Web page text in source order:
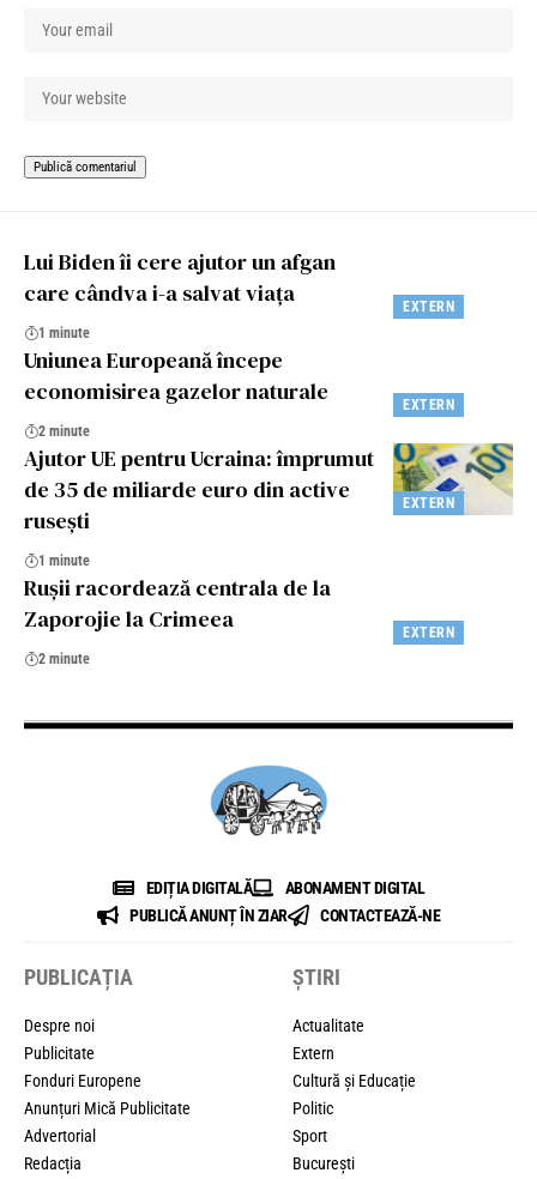
EXTERN
Lui Biden îi cere ajutor un afgan
care cândva i-a salvat viața
1 minute
EXTERN
Uniunea Europeană începe
economisirea gazelor naturale
2 minute
EXTERN
Ajutor UE pentru Ucraina: împrumut
de 35 de miliarde euro din active
rusești
1 minute
EXTERN
Rușii racordează centrala de la
Zaporojie la Crimeea
2 minute
EDIȚIA DIGITALĂ
ABONAMENT DIGITAL
PUBLICĂ ANUNȚ ÎN ZIAR
CONTACTEAZĂ-NE
PUBLICAȚIA
Despre noi
Publicitate
Fonduri Europene
Anunțuri Mică Publicitate
Advertorial
Redacția
ȘTIRI
Actualitate
Extern
Cultură și Educație
Politic
Sport
București